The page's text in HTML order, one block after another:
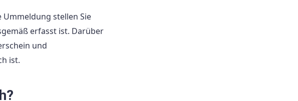
stellen Sie
erfasst ist. Darüber
und
ist.